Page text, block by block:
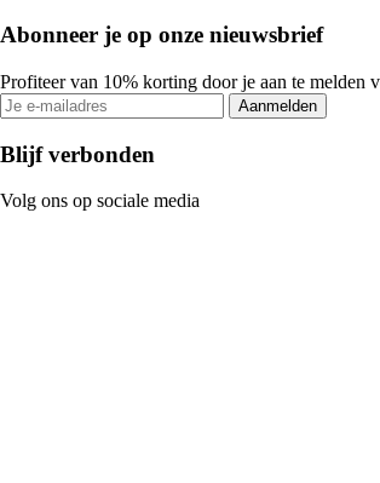
Abonneer je op onze nieuwsbrief
Profiteer van 10% korting door je aan te melden
Aanmelden
Blijf verbonden
Volg ons op sociale media